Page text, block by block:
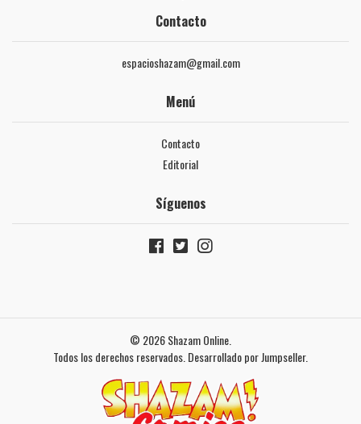
Contacto
espacioshazam@gmail.com
Menú
Contacto
Editorial
Síguenos
© 2026 Shazam Online.
Todos los derechos reservados.Desarrollado por Jumpseller.